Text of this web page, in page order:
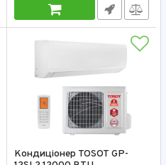
Кондиціонер TOSOT GP-